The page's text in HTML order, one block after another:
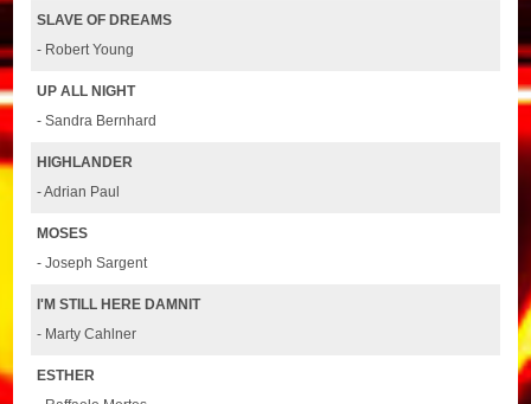
SLAVE OF DREAMS
- Robert Young
UP ALL NIGHT
- Sandra Bernhard
HIGHLANDER
- Adrian Paul
MOSES
- Joseph Sargent
I'M STILL HERE DAMNIT
- Marty Cahlner
ESTHER